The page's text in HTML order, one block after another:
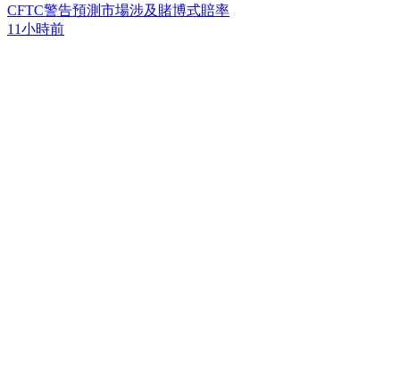
CFTC警告預測市場涉及賭博式賠率
11小時前